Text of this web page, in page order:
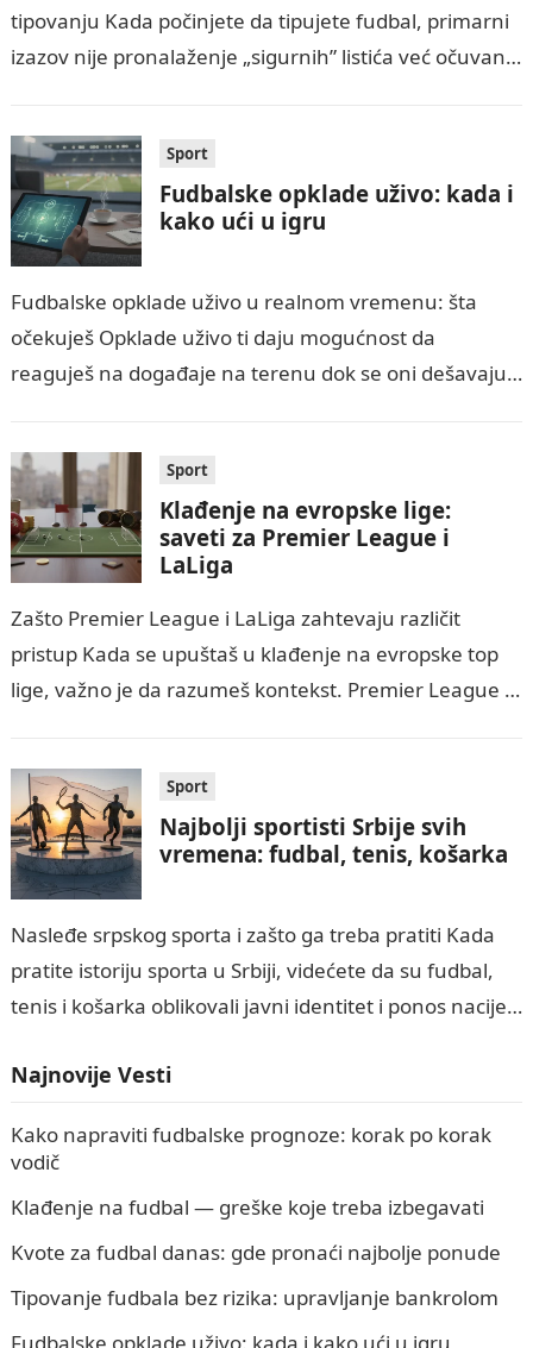
tipovanju Kada počinjete da tipujete fudbal, primarni
izazov nije pronalaženje „sigurnih” listića već očuvanje
Sport
Fudbalske opklade uživo: kada i
kako ući u igru
Fudbalske opklade uživo u realnom vremenu: šta
očekuješ Opklade uživo ti daju mogućnost da
reaguješ na događaje na terenu dok se oni dešavaju.
Sport
Klađenje na evropske lige:
saveti za Premier League i
LaLiga
Zašto Premier League i LaLiga zahtevaju različit
pristup Kada se upuštaš u klađenje na evropske top
lige, važno je da razumeš kontekst. Premier League i
Sport
Najbolji sportisti Srbije svih
vremena: fudbal, tenis, košarka
Nasleđe srpskog sporta i zašto ga treba pratiti Kada
pratite istoriju sporta u Srbiji, videćete da su fudbal,
tenis i košarka oblikovali javni identitet i ponos nacije.
Najnovije Vesti
Kako napraviti fudbalske prognoze: korak po korak
vodič
Klađenje na fudbal — greške koje treba izbegavati
Kvote za fudbal danas: gde pronaći najbolje ponude
Tipovanje fudbala bez rizika: upravljanje bankrolom